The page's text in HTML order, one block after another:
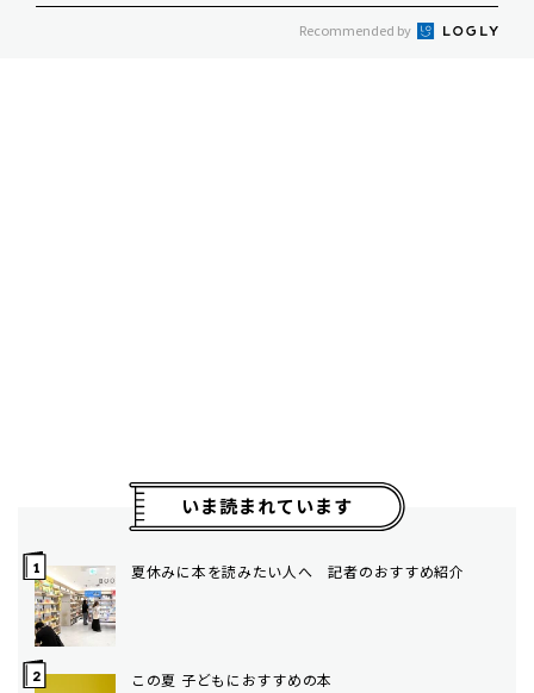
Recommended by
いま読まれています
夏休みに本を読みたい人へ 記者のおすすめ紹介
この夏 子どもにおすすめの本